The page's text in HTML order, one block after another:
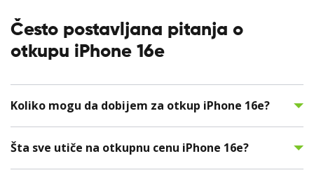
Često postavljana pitanja o
otkupu iPhone 16e
Koliko mogu da dobijem za otkup iPhone 16e?
Šta sve utiče na otkupnu cenu iPhone 16e?